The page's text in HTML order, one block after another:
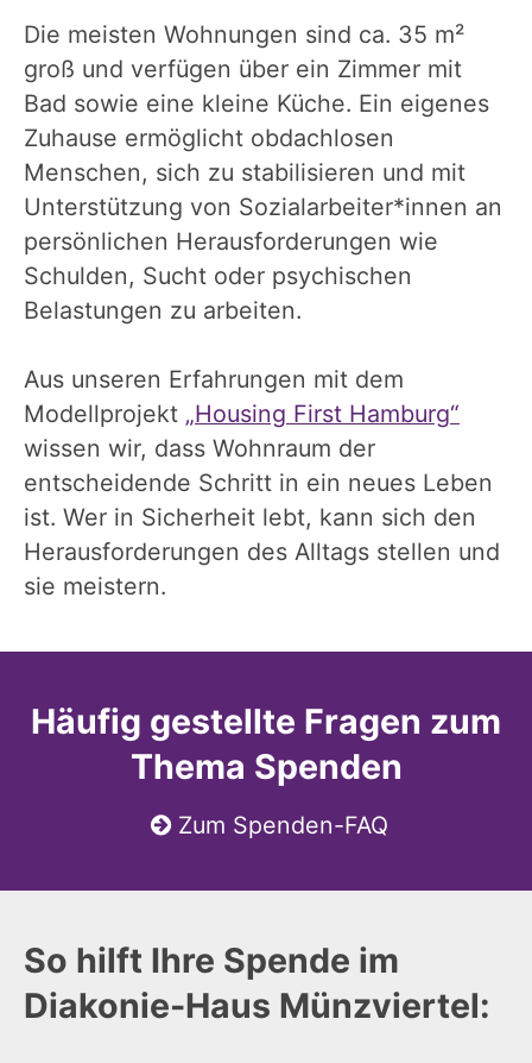
Die meisten Wohnungen sind ca. 35 m²
groß und verfügen über ein Zimmer mit
Bad sowie eine kleine Küche. Ein eigenes
Zuhause ermöglicht obdachlosen
Menschen, sich zu stabilisieren und mit
Unterstützung von Sozialarbeiter*innen an
persönlichen Herausforderungen wie
Schulden, Sucht oder psychischen
Belastungen zu arbeiten.
Aus unseren Erfahrungen mit dem
Modellprojekt „Housing First Hamburg“
wissen wir, dass Wohnraum der
entscheidende Schritt in ein neues Leben
ist. Wer in Sicherheit lebt, kann sich den
Herausforderungen des Alltags stellen und
sie meistern.
Häufig gestellte Fragen zum
Thema Spenden
Zum Spenden-FAQ
So hilft Ihre Spende im
Diakonie-Haus Münzviertel: